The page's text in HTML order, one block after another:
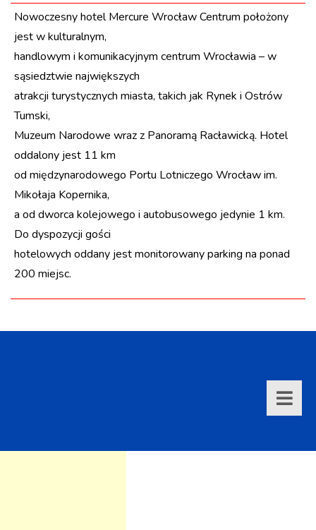
Nowoczesny hotel Mercure Wrocław Centrum położony
jest w kulturalnym,
handlowym i komunikacyjnym centrum Wrocławia – w
sąsiedztwie największych
atrakcji turystycznych miasta, takich jak Rynek i Ostrów
Tumski,
Muzeum Narodowe wraz z Panoramą Racławicką. Hotel
oddalony jest 11 km
od międzynarodowego Portu Lotniczego Wrocław im.
Mikołaja Kopernika,
a od dworca kolejowego i autobusowego jedynie 1 km.
Do dyspozycji gości
hotelowych oddany jest monitorowany parking na ponad
200 miejsc.